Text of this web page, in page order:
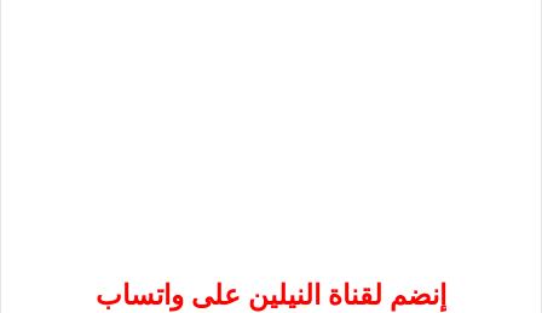
إنضم لقناة النيلين على واتساب